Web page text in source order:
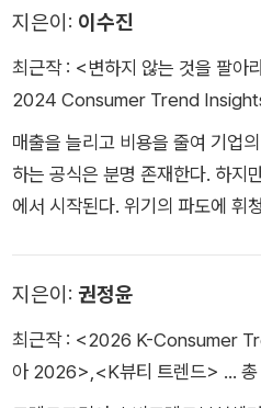
좀 더 자유롭고 활발한 저술에 집
했다. 앞으로 자유로운 작가로서,
하고 있다. Rando Kim is a professor in the Dept. of Consu
a specialist in consumer
sis, he has written more than
orea series, Dining Business
nsight, The Hyundai Seoul
nsumers Want, and Luxury
ul which is sold three million
s conducted research
iyoung Jeon is a research
co-authored numerous
lished bestselling series Trend
hina, K-Beauty Trend,
ean Food Industry Trend
as a research analyst at the
-A Ilbo’s ‘Trend Now’
mmittees for multiple
a Bank, Hanwha General
『더현대 서울 인사이트』, 『스물
업 트렌드〉 시리즈를 공저했다.
자 자격으로 연수했으며, 삼성
였다. 현재 이마트 ESG위원회
협의체 자문위원, 사회공헌사업
서’ 자문위원을 맡고 있다. 《한국
이트’, 《아시아경제》에 ‘트렌드 2025’를
s a Research Fellow at CTC.
University. Her research interests include consumers’ ad
option of new products,
지은이: 이수진
최근작 : <변하지 않는 것을 팔아
2024 Consumer Trend
매출을 늘리고 비용을 줄여 기업
하는 공식은 분명 존재한다. 하지
에서 시작된다. 위기의 파도에 휘
없이 바뀌고, 소비는 재편되며, 수
쉽게 잊혔다. 그럼에도 끝까지 살
지닌 사람, 쉽게 무너지지 않는 존
지은이: 권정윤
최근작 : <2026 K-Consumer
아 2026>,<K뷰티 트렌드> …